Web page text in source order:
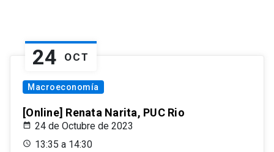
24 OCT
Macroeconomía
[Online] Renata Narita, PUC Rio
24 de Octubre de 2023
13:35 a 14:30